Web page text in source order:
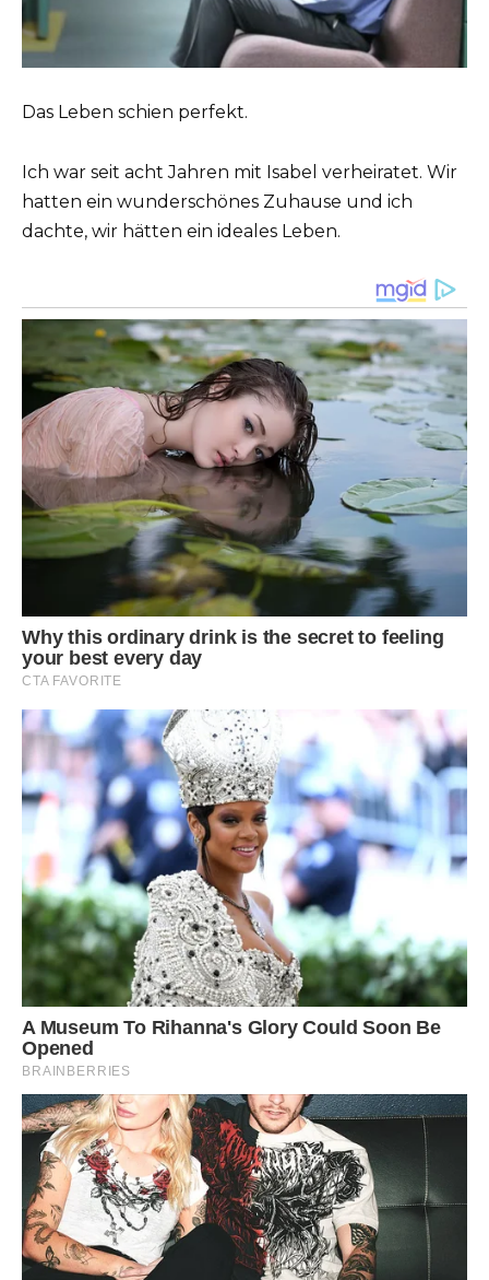
Das Leben schien perfekt.
Ich war seit acht Jahren mit Isabel verheiratet. Wir
hatten ein wunderschönes Zuhause und ich
dachte, wir hätten ein ideales Leben.